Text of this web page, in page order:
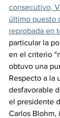
consecutivo,
último puesto
reprobada en
particular la
en el criterio
obtuvo una
Respecto a la
desfavorable
el presidente
Carlos Blohm,